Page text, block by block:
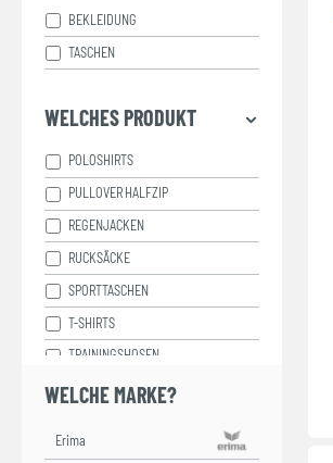
BEKLEIDUNG
TASCHEN
WELCHES PRODUKT
POLOSHIRTS
PULLOVER HALFZIP
REGENJACKEN
RUCKSÄCKE
SPORTTASCHEN
T-SHIRTS
TRAININGSHOSEN
TRAININGSJACKEN
WELCHE MARKE?